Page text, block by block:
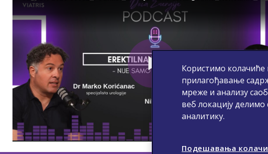
Користимо колачиће
прилагођавање
мреже и анализу
веб локацију
аналитику.
Подешавања